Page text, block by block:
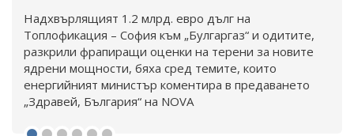
Надхвърлящият 1.2 млрд. евро дълг на
Топлофикация – София към „Булгаргаз“ и одитите,
разкрили фрапиращи оценки на терени за новите
ядрени мощности, бяха сред темите, които
енергийният министър коментира в предаването
„Здравей, България“ на NOVA